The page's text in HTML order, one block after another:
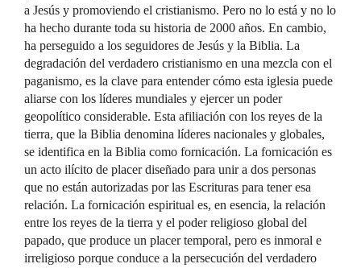
a Jesús y promoviendo el cristianismo. Pero no lo está y no lo
ha hecho durante toda su historia de 2000 años. En cambio,
ha perseguido a los seguidores de Jesús y la Biblia. La
degradación del verdadero cristianismo en una mezcla con el
paganismo, es la clave para entender cómo esta iglesia puede
aliarse con los líderes mundiales y ejercer un poder
geopolítico considerable. Esta afiliación con los reyes de la
tierra, que la Biblia denomina líderes nacionales y globales,
se identifica en la Biblia como fornicación. La fornicación es
un acto ilícito de placer diseñado para unir a dos personas
que no están autorizadas por las Escrituras para tener esa
relación. La fornicación espiritual es, en esencia, la relación
entre los reyes de la tierra y el poder religioso global del
papado, que produce un placer temporal, pero es inmoral e
irreligioso porque conduce a la persecución del verdadero